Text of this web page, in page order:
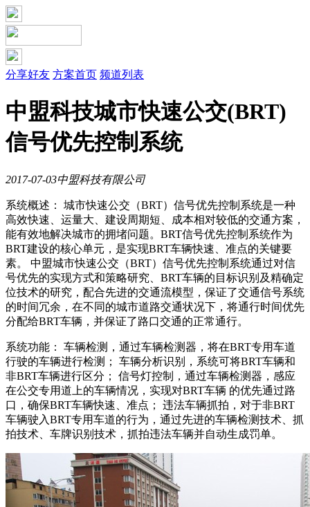
分享好友 方案首页 频道列表
中盟科技城市快速公交(BRT)
信号优先控制系统
2017-07-03中盟科技有限公司
系统概述： 城市快速公交（BRT）信号优先控制系统是一种
高效快速、运量大、建设周期短、成本相对较低的交通方案，
能有效地解决城市的拥堵问题。BRT信号优先控制系统作为
BRT建设的核心单元，是实现BRT车辆快速、准点的关键要
素。 中盟城市快速公交（BRT）信号优先控制系统通过对信
号优先的实现方式和策略研究、BRT车辆的目标识别及精确定
位技术的研究，配合先进的交通流模型，保证了交通信号系统
的时间冗余，在不同的城市道路交通状况下，将通行时间优先
分配给BRT车辆，并保证了路口交通的正常通行。
系统功能： 车辆检测，通过车辆检测器，将在BRT专用车道
行驶的车辆进行检测； 车辆分析识别，系统可将BRT车辆和
非BRT车辆进行区分； 信号灯控制，通过车辆检测器，感应
在公交专用道上的车辆情况，实现对BRT车辆 的优先通过路
口，确保BRT车辆快速、准点； 违法车辆抓拍，对于非BRT
车辆驶入BRT专用车道的行为，通过先进的车辆检测技术、抓
拍技术、车牌识别技术，抓拍违法车辆并自动生成罚单。